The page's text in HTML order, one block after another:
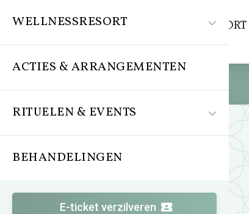
WELLNESSRESORT
WELLNESSRESORT
ACTIES & ARRANGEMENTEN
RITUELEN & EVENTS
BEHANDELINGEN
E-ticket verzilveren